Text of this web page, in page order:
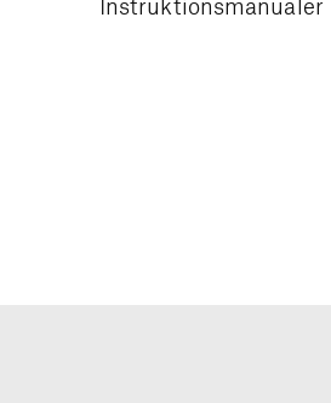
Instruktionsmanualer